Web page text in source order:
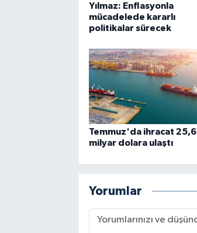
Yılmaz: Enflasyonla
mücadelede kararlı
politikalar sürecek
Temmuz'da ihracat 25,6
milyar dolara ulaştı
Yorumlar